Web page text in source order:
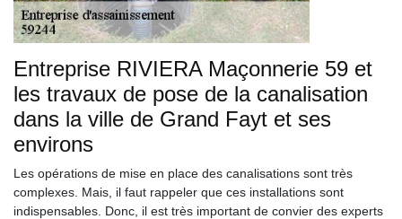
Entreprise RIVIERA Maçonnerie 59 et
les travaux de pose de la canalisation
dans la ville de Grand Fayt et ses
environs
Les opérations de mise en place des canalisations sont très
complexes. Mais, il faut rappeler que ces installations sont
indispensables. Donc, il est très important de convier des experts